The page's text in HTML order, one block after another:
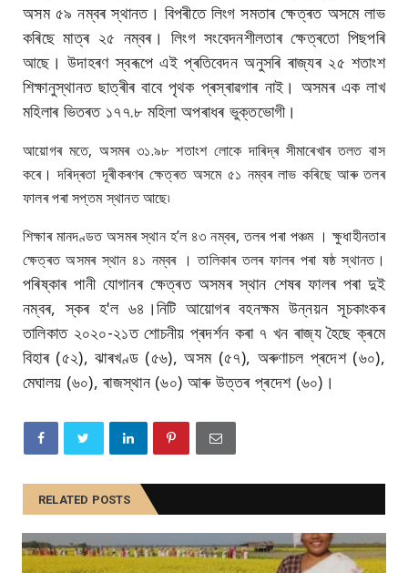
অসম ৫৯ নম্বৰ স্থানত। বিপৰীতে লিংগ সমতাৰ ক্ষেত্ৰত অসমে লাভ
কৰিছে মাত্ৰ ২৫ নম্বৰ। লিংগ সংবেদনশীলতাৰ ক্ষেত্ৰতো পিছপৰি
আছে। উদাহৰণ স্বৰূপেএই প্ৰতিবেদন অনুসৰি ৰাজ্যৰ ২৫ শতাংশ
শিক্ষানুস্থানত ছাত্ৰীৰ বাবে পৃথক প্ৰস্ৰাৱগাৰ নাই। অসমৰ এক লাখ
মহিলাৰ ভিতৰত ১৭৭.৮ মহিলা অপৰাধৰ ভুক্তভোগী।
আয়োগৰ মতে, অসমৰ ৩১.৯৮ শতাংশ লোকে দাৰিদ্ৰ সীমাৰেখাৰ তলত বাস
কৰে। দৰিদ্ৰতা দূৰীকৰণৰ ক্ষেত্ৰত অসমে ৫১ নম্বৰ লাভ কৰিছে আৰু তলৰ
ফালৰ পৰা সপ্তম স্থানত আছে৷
শিক্ষাৰ মানদণ্ডত অসমৰ স্থান হ’ল ৪৩ নম্বৰ, তলৰ পৰা পঞ্চম । ক্ষুধাহীনতাৰ
ক্ষেত্ৰত অসমৰ স্থান ৪১ নম্বৰ । তালিকাৰ তলৰ ফালৰ পৰা ষষ্ঠ স্থানত।
পৰিষ্কাৰ পানী যোগানৰ ক্ষেত্ৰত অসমৰ স্থান শেষৰ ফালৰ পৰা দুই
নম্বৰ, স্কৰ হ'ল ৬৪।নিটি আয়োগৰ বহনক্ষম উন্নয়ন সূচকাংকৰ
তালিকাত ২০২০-২১ত শোচনীয় প্ৰদৰ্শন কৰা ৭ খন ৰাজ্য হৈছে ক্ৰমে
বিহাৰ (৫২), ঝাৰখণ্ড (৫৬), অসম (৫৭), অৰুণাচল প্ৰদেশ (৬০),
মেঘালয় (৬০), ৰাজস্থান (৬০) আৰু উত্তৰ প্ৰদেশ (৬০)।
RELATED POSTS